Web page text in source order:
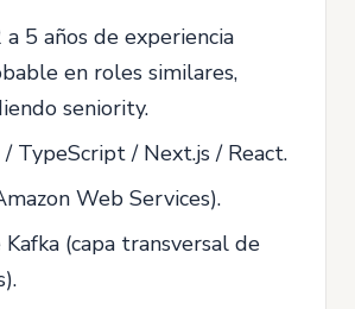
5 años de experiencia
en roles similares,
seniority.
/ TypeScript / Next.js / React.
Web Services).
Kafka (capa transversal de